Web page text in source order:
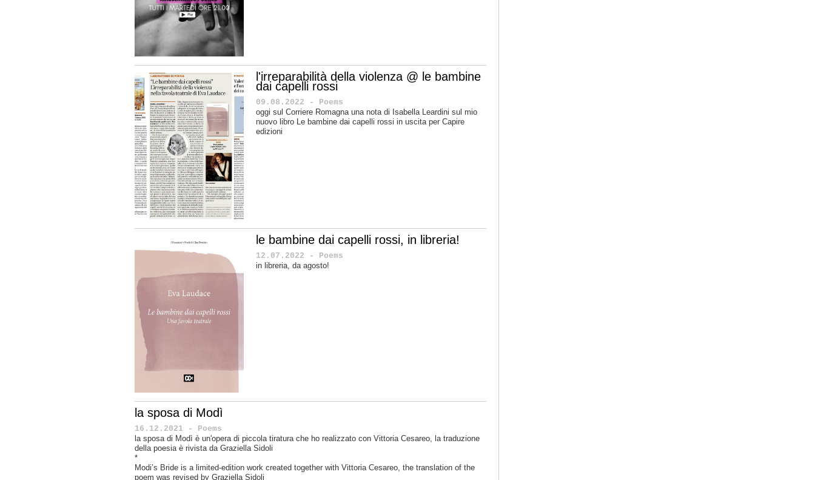
l'irreparabilità della violenza @ le bambine
dai capelli rossi
09.08.2022 - Poems
oggi sul Corriere Romagna una nota di Isabella Leardini sul mio
nuovo libro Le bambine dai capelli rossi in uscita per Capire
edizioni
le bambine dai capelli rossi, in libreria!
12.07.2022 - Poems
in libreria, da agosto!
la sposa di Modì
16.12.2021 - Poems
la sposa di Modì è un'opera di piccola tiratura che ho realizzato con Vittoria Cesareo, la traduzione
della poesia è rivista da Graziella Sidoli
*
Modi’s Bride is a limited-edition work created together with Vittoria Cesareo, the translation of the
poem was revised by Graziella Sidoli